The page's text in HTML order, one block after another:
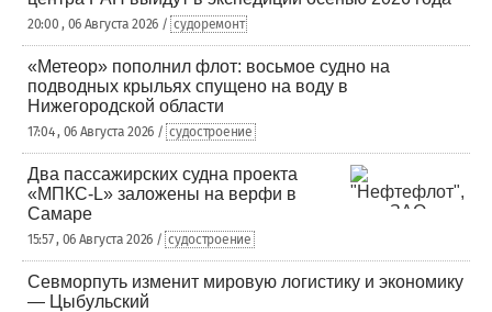
20:00 , 06 Августа 2026 / судоремонт
«Метеор» пополнил флот: восьмое судно на
подводных крыльях спущено на воду в
Нижегородской области
17:04 , 06 Августа 2026 / судостроение
Два пассажирских судна проекта
«МПКС-L» заложены на верфи в
Самаре
15:57 , 06 Августа 2026 / судостроение
Севморпуть изменит мировую логистику и экономику
— Цыбульский